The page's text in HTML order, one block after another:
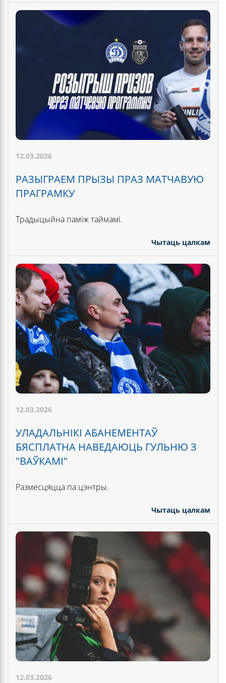
12.03.2026
РАЗЫГРАЕМ ПРЫЗЫ ПРАЗ МАТЧАВУЮ
ПРАГРАМКУ
Традыцыйна паміж таймамі.
Чытаць цалкам
12.03.2026
УЛАДАЛЬНІКІ АБАНЕМЕНТАЎ
БЯСПЛАТНА НАВЕДАЮЦЬ ГУЛЬНЮ З
"ВАЎКАМІ"
Размесцяцца па цэнтры.
Чытаць цалкам
12.03.2026